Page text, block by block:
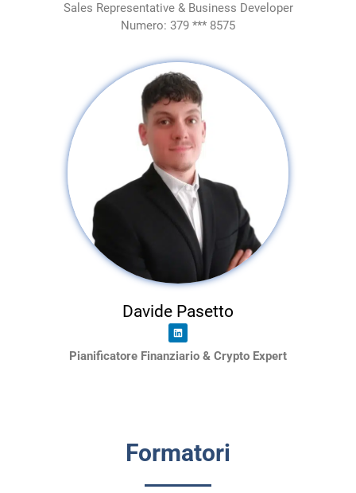
Sales Representative & Business Developer
Numero: 379 *** 8575
Davide Pasetto
Pianificatore Finanziario & Crypto Expert
Formatori